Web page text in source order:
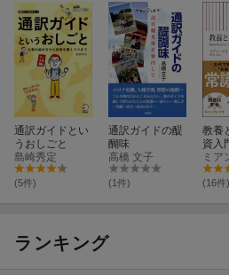
11．駅間違いで冷や汗まみれの大行進
12．「大黒屋、そちもワルよのう〜」
13．しゃぶしゃぶ事件
14．偽ヤマトナデシコ＆芸者ガール
15．インド人もびっくり
通訳ガイドとい
うおしごと
島崎秀定
(5件)
通訳ガイドの醍
醐味
高橋 文子
(1件)
教養
資入
ミア
(16件)
ランキング